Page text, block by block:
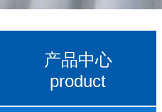
产品中心
product